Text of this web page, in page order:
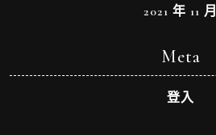
2021 年 11 月
Meta
登入